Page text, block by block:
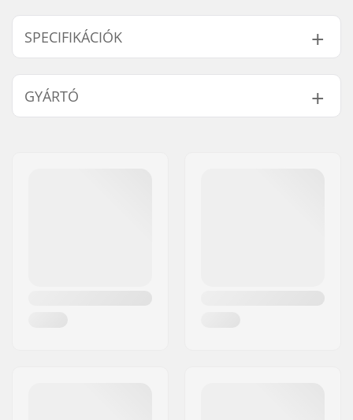
SPECIFIKÁCIÓK
Giroszkóp
kompatibilis:
Igen
Súly: 12g
GYÁRTÓ